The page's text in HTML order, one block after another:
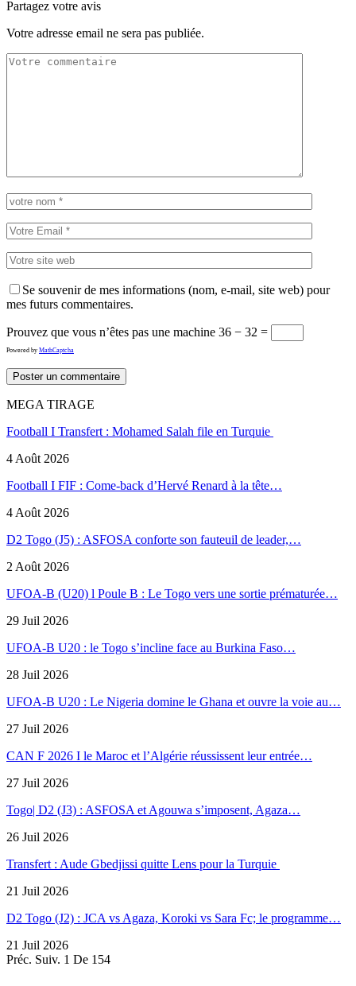
Partagez votre avis
Votre adresse email ne sera pas publiée.
Se souvenir de mes informations (nom, e-mail, site web) pour
mes futurs commentaires.
Prouvez que vous n’êtes pas une machine 36 − 32 =
Powered by MathCaptcha
MEGA TIRAGE
Football I Transfert : Mohamed Salah file en Turquie
4 Août 2026
Football I FIF : Come-back d’Hervé Renard à la tête…
4 Août 2026
D2 Togo (J5) : ASFOSA conforte son fauteuil de leader,…
2 Août 2026
UFOA-B (U20) l Poule B : Le Togo vers une sortie prématurée…
29 Juil 2026
UFOA-B U20 : le Togo s’incline face au Burkina Faso…
28 Juil 2026
UFOA-B U20 : Le Nigeria domine le Ghana et ouvre la voie au…
27 Juil 2026
CAN F 2026 I le Maroc et l’Algérie réussissent leur entrée…
27 Juil 2026
Togo| D2 (J3) : ASFOSA et Agouwa s’imposent, Agaza…
26 Juil 2026
Transfert : Aude Gbedjissi quitte Lens pour la Turquie
21 Juil 2026
D2 Togo (J2) : JCA vs Agaza, Koroki vs Sara Fc; le programme…
21 Juil 2026
Préc. Suiv. 1 De 154